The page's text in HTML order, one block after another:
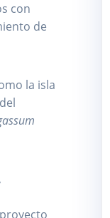
con
de
la isla